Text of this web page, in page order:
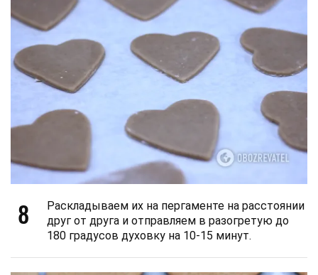
8
Раскладываем их на пергаменте на расстоянии
друг от друга и отправляем в разогретую до
180 градусов духовку на 10-15 минут.